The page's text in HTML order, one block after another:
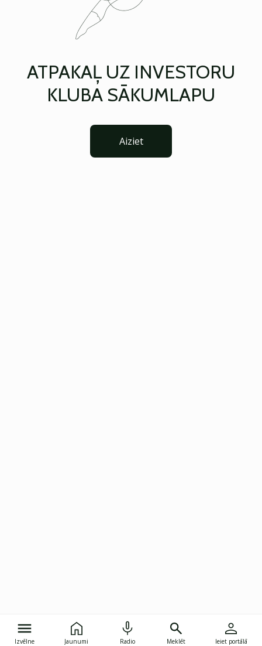
ATPAKAĻ UZ INVESTORU
KLUBA SĀKUMLAPU
Aiziet
Izvēlne Jaunumi Radio Meklēt Ieiet portālā